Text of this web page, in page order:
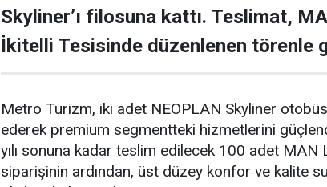
Skyliner’ı filosuna kattı. Teslimat,
İkitelli Tesisinde düzenlenen törenle
Metro Turizm, iki adet NEOPLAN Skyliner
ederek premium segmentteki hizmetlerini
yılı sonuna kadar teslim edilecek 100 adet MAN
siparişinin ardından, üst düzey konfor ve kalite